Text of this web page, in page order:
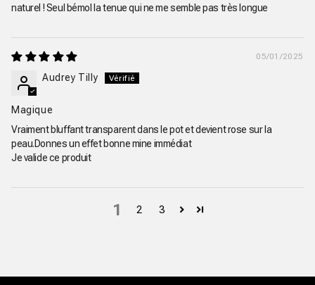
naturel ! Seul bémol la tenue qui ne me semble pas très longue
05/01/2025
Audrey Tilly
Magique
Vraiment bluffant transparent dans le pot et devient rose sur la
peau.Donnes un effet bonne mine immédiat
Je valide ce produit
1 2 3